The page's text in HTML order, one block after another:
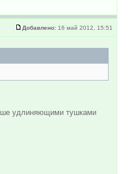
Добавлено: 16 май 2012, 15:51
удлиняющими тушками